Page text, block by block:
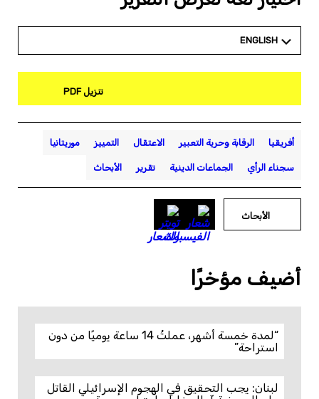
ENGLISH
تنزيل PDF
أفريقيا الرقابة وحرية التعبير الاعتقال التمييز موريتانيا
سجناء الرأي الجماعات الدينية تقرير الأبحاث
الأبحاث
أضيف مؤخرًا
“لمدة خمسة أشهر، عملتُ 14 ساعة يوميًا من دون
استراحة”
لبنان: يجب التحقيق في الهجوم الإسرائيلي القاتل